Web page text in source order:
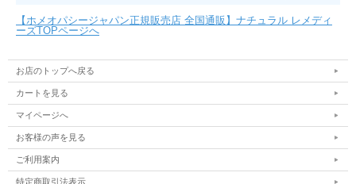
【ホメオパシージャパン正規販売店 全国通販】ナチュラル レメディ
ーズTOPページへ
お店のトップへ戻る
カートを見る
マイページへ
お客様の声を見る
ご利用案内
特定商取引法表示